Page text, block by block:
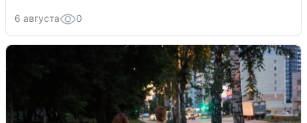
6 августа 0